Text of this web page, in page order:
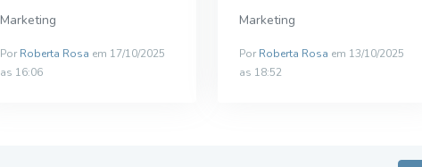
Marketing
Por Roberta Rosa em 17/10/2025
as 16:06
Marketing
Por Roberta Rosa em 13/10/2025
as 18:52